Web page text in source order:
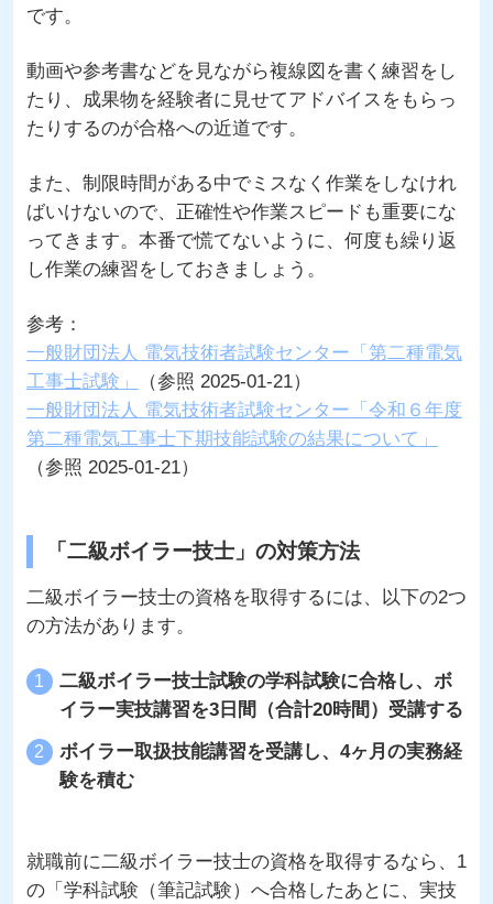
です。
動画や参考書などを見ながら複線図を書く練習をし
たり、成果物を経験者に見せてアドバイスをもらっ
たりするのが合格への近道です。
また、制限時間がある中でミスなく作業をしなけれ
ばいけないので、正確性や作業スピードも重要にな
ってきます。本番で慌てないように、何度も繰り返
し作業の練習をしておきましょう。
参考：
一般財団法人 電気技術者試験センター「第二種電気
工事士試験」
（参照 2025-01-21）
一般財団法人 電気技術者試験センター「令和６年度
第二種電気工事士下期技能試験の結果について」
（参照 2025-01-21）
「二級ボイラー技士」の対策方法
二級ボイラー技士の資格を取得するには、以下の2つ
の方法があります。
二級ボイラー技士試験の学科試験に合格し、ボ
イラー実技講習を3日間（合計20時間）受講する
ボイラー取扱技能講習を受講し、4ヶ月の実務経
験を積む
就職前に二級ボイラー技士の資格を取得するなら、1
の「学科試験（筆記試験）へ合格したあとに、実技